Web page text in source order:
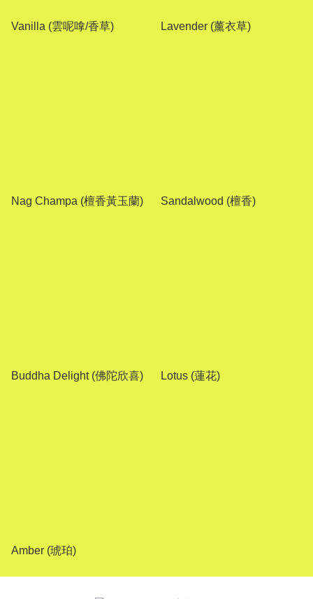
Vanilla (雲呢嗱/香草) Lavender (薰衣草)
Nag Champa (檀香黃玉蘭) Sandalwood (檀香)
Buddha Delight (佛陀欣喜) Lotus (蓮花)
Amber (琥珀)